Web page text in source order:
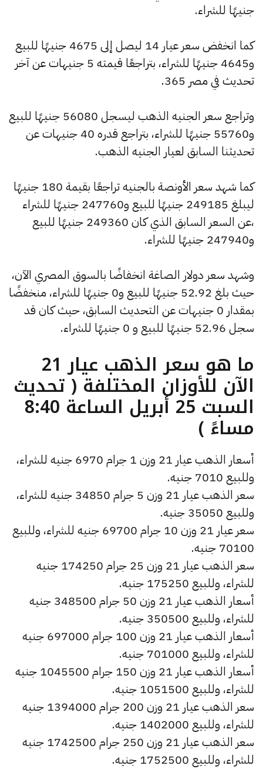
جنيهًا للشراء.
كما انخفض سعر عيار 14 ليصل إلى 4675 جنيهًا للبيع
و4645 جنيهًا للشراء، بتراجعًا قيمته 5 جنيهات عن آخر
تحديث في مصر 365.
وتراجع سعر الجنيه الذهب ليسجل 56080 جنيهًا للبيع
و55760 جنيهًا للشراء، بتراجع قدره 40 جنيهات عن
تحديثنا السابق لعيار الجنيه الذهب.
كما شهد سعر الأونصة بالجنيه تراجعًا بقيمة 180 جنيهًا
ليبلغ 249185 جنيهًا للبيع و247760 جنيهًا للشراء
،عن السعر السابق الذي كان 249360 جنيهًا للبيع
و247940 جنيهًا للشراء.
وشهد سعر دولار الصاغة انخفاضًا بالسوق المصري الآن،
حيث بلغ 52.92 جنيهًا للبيع و0 جنيهًا للشراء، منخفضًا
بمقدار 0 جنيهات عن التحديث السابق، حيث كان قد
سجل 52.96 جنيهًا للبيع و 0 جنيهًا للشراء.
ما هو سعر الذهب عيار 21
الآن للأوزان المختلفة ( تحديث
السبت 25 أبريل الساعة 8:40
مساءً )
أسعار الذهب عيار 21 وزن 1 جرام 6970 جنيه للشراء،
وللبيع 7010 جنيه.
سعر الذهب عيار 21 وزن 5 جرام 34850 جنيه للشراء،
وللبيع 35050 جنيه.
سعر عيار 21 وزن 10 جرام 69700 جنيه للشراء، وللبيع
70100 جنيه.
سعر الذهب عيار 21 وزن 25 جرام 174250 جنيه
للشراء، وللبيع 175250 جنيه.
أسعار الذهب عيار 21 وزن 50 جرام 348500 جنيه
للشراء، وللبيع 350500 جنيه.
أسعار الذهب عيار 21 وزن 100 جرام 697000 جنيه
للشراء، وللبيع 701000 جنيه.
أسعار الذهب عيار 21 وزن 150 جرام 1045500 جنيه
للشراء، وللبيع 1051500 جنيه.
سعر الذهب عيار 21 وزن 200 جرام 1394000 جنيه
للشراء، وللبيع 1402000 جنيه.
سعر الذهب عيار 21 وزن 250 جرام 1742500 جنيه
للشراء، وللبيع 1752500 جنيه.